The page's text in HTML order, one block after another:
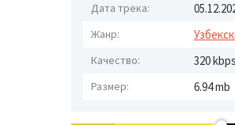
Дата трека:
Жанр:
Качество: 320 kbps
Размер: 6.94 mb